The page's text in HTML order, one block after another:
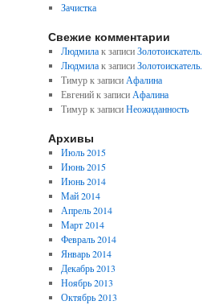
Зачистка
Свежие комментарии
Людмилак записиЗолотоискатель.
Людмилак записиЗолотоискатель.
Тимур к записи Афалина
Евгений к записи Афалина
Тимур к записиНеожиданность
Архивы
Июль 2015
Июнь 2015
Июнь 2014
Май 2014
Апрель 2014
Март 2014
Февраль 2014
Январь 2014
Декабрь 2013
Ноябрь 2013
Октябрь 2013